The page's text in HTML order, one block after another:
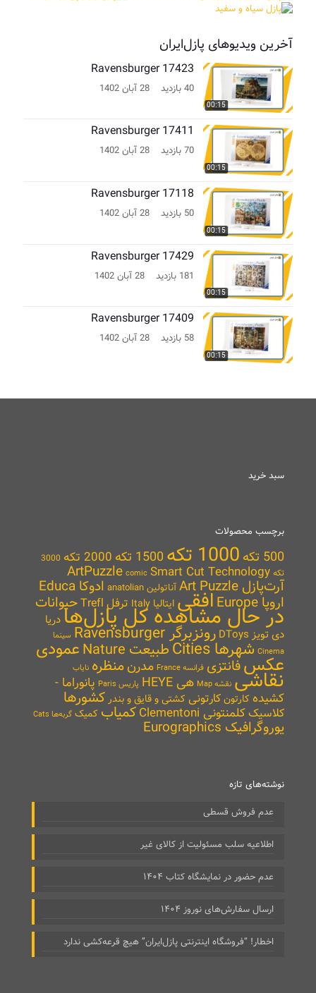
آخرین ویدیوهای پازل‌ایران
00:15
Ravensburger 17423
40 بازدید 28 آبان 1402
00:15
Ravensburger 17411
70 بازدید 28 آبان 1402
00:15
Ravensburger 17118
50 بازدید 28 آبان 1402
00:15
Ravensburger 17429
181 بازدید 28 آبان 1402
00:15
Ravensburger 17409
58 بازدید 28 آبان 1402
سبد خرید
برچسب محصولات
500 تکه 1000 تکه 1500 تکه 2000 تکه
3000
تکه
ArtPuzzle comic Smart Cut Technology
آرت‌پازل Art Puzzle آناتولین anatolian ادوکا Educa
اروپا Europe افقی ایتالیا Italy ترفل Trefl حیواناتدر حال مشاهده کل پازل‌هادریا
دی تویز DToys
رونزبرگر Ravensburger
سینما
Cinema شهرها Cities طبیعت Nature عمودی
عکسفانتزی فرانسه France مدرنمنظره نایاب نقاشی نقشه Map هی HEYE پاریس Paris
پانوراما -
کشیده کارتونکارتونی کشتی و قایق و بندر کشورها
کلاسیککلمنتونی Clementoni کمیاب کمیک گربه‌ها Cats
یوروگرافیک Eurographics
نوشته‌های تازه
عدم فروش قسطی
اطلاعیه سلب مسئولیت از کالای غیر
عدم حضور در نمایشگاه کتاب ۱۴۰۴
ارسال سفارش‌های نوروز ۱۴۰۴
اخطار! “فروشگاه اینترنتی پازل‌ایران” هیچ قرعه‌کشی ندارد